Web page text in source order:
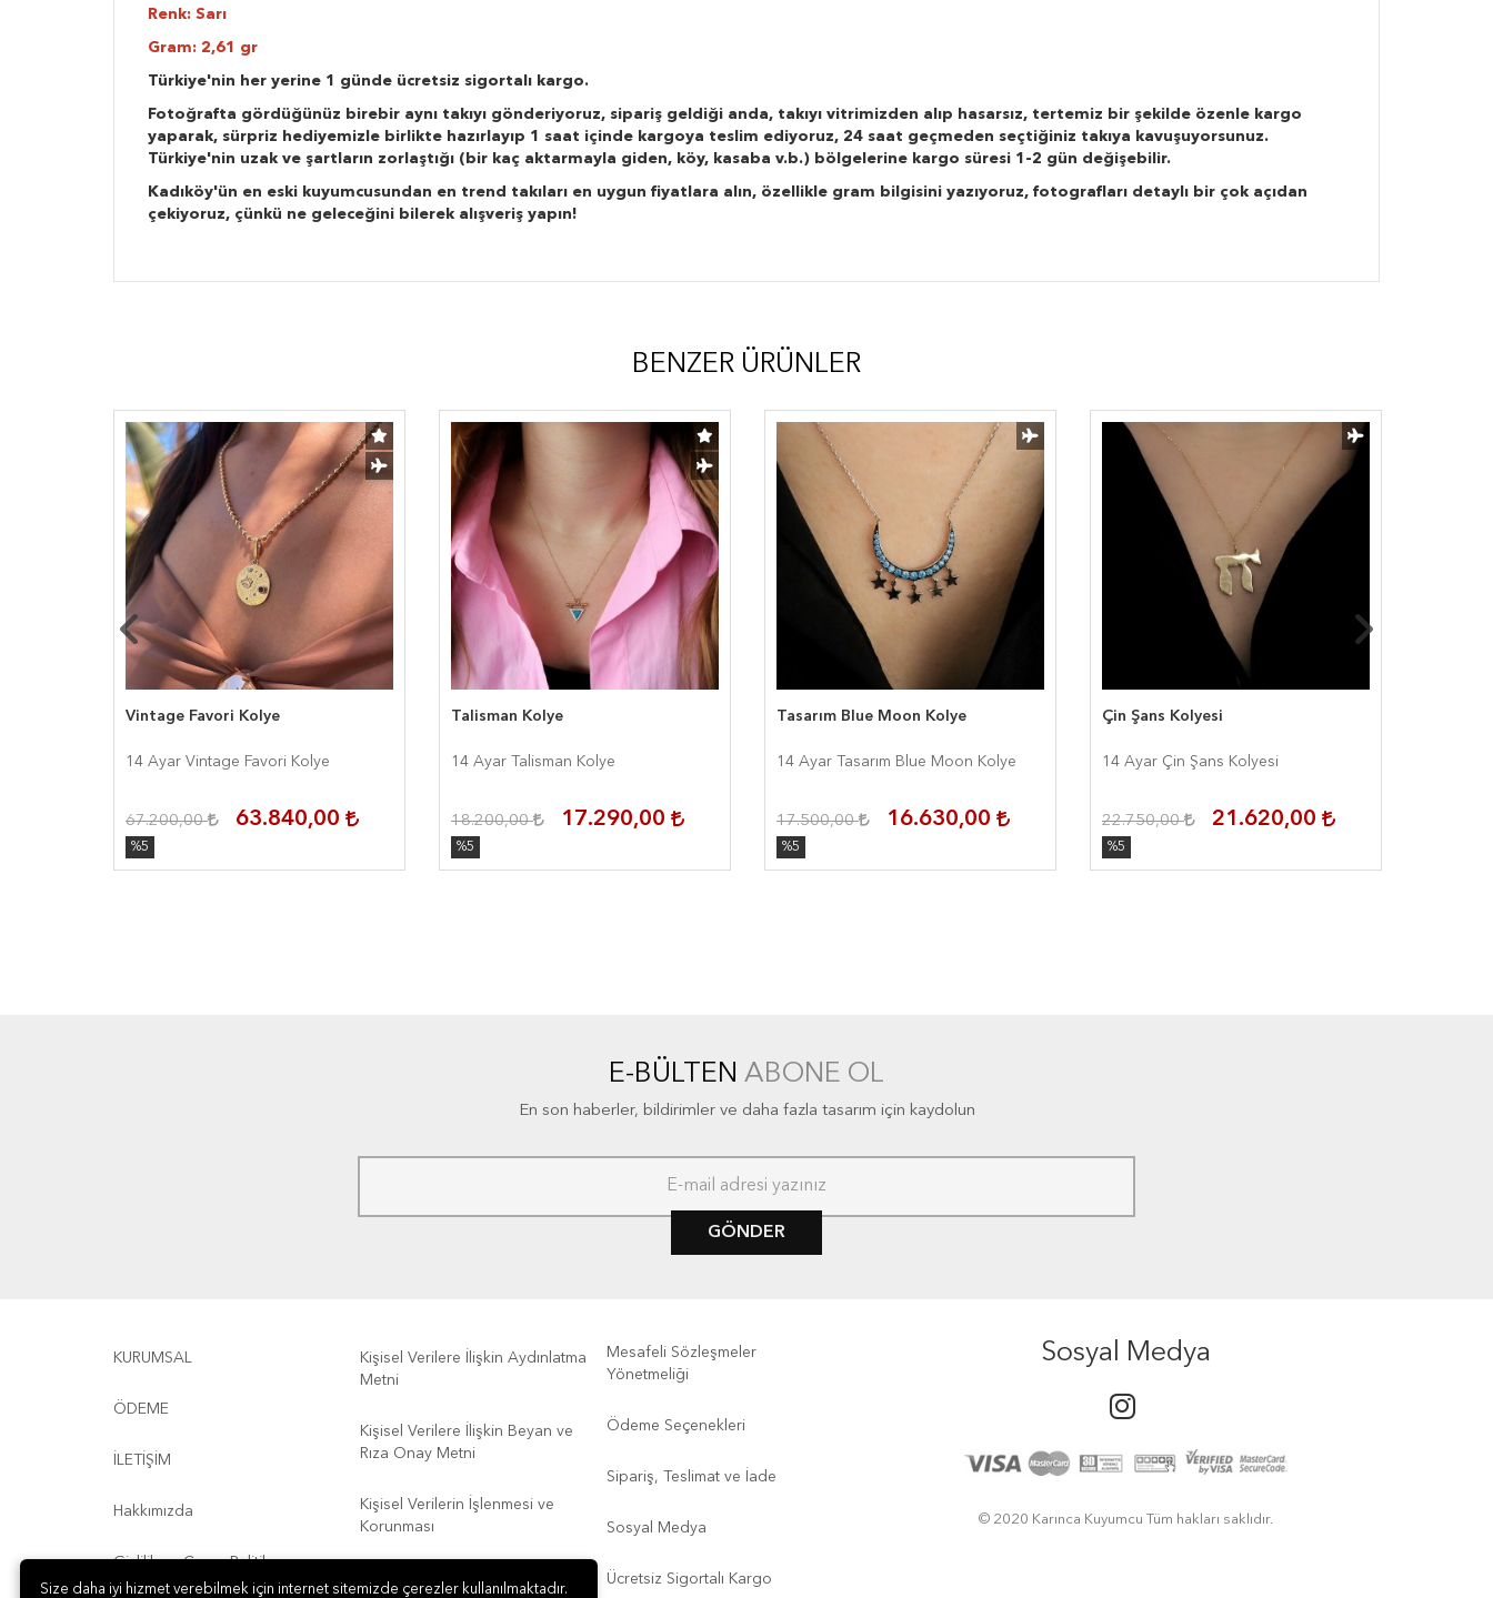
Renk: Sarı
Gram: 2,61 gr
Türkiye'nin her yerine 1 günde ücretsiz sigortalı kargo.
Fotoğrafta gördüğünüz birebir aynı takıyı gönderiyoruz, sipariş geldiği anda, takıyı vitrimizden alıp hasarsız, tertemiz bir şekilde özenle kargo
yaparak, sürpriz hediyemizle birlikte hazırlayıp 1 saat içinde kargoya teslim ediyoruz, 24 saat geçmeden seçtiğiniz takıya kavuşuyorsunuz.
Türkiye'nin uzak ve şartların zorlaştığı (bir kaç aktarmayla giden, köy, kasaba v.b.) bölgelerine kargo süresi 1-2 gün değişebilir.
Kadıköy'ün en eski kuyumcusundan en trend takıları en uygun fiyatlara alın, özellikle gram bilgisini yazıyoruz, fotografları detaylı bir çok açıdan
çekiyoruz, çünkü ne geleceğini bilerek alışveriş yapın!
BENZER ÜRÜNLER
Vintage Favori Kolye
14 Ayar Vintage Favori Kolye
67.200,00 63.840,00
%5
Talisman Kolye
14 Ayar Talisman Kolye
18.200,00 17.290,00
%5
Tasarım Blue Moon Kolye
14 Ayar Tasarım Blue Moon Kolye
17.500,00 16.630,00
%5
Çin Şans Kolyesi
14 Ayar Çin Şans Kolyesi
22.750,00 21.620,00
%5
E-BÜLTEN ABONE OL
En son haberler, bildirimler ve daha fazla tasarım için kaydolun
GÖNDER
KURUMSAL
ÖDEME
İLETİŞİM
Hakkımızda
Gizlilik ve Çerez Politikası
Kişisel Verilere İlişkin Aydınlatma
Metni
Kişisel Verilere İlişkin Beyan ve
Rıza Onay Metni
Kişisel Verilerin İşlenmesi ve
Korunması
Kullanım Koşulları
Mesafeli Sözleşmeler
Yönetmeliği
Ödeme Seçenekleri
Sipariş, Teslimat ve İade
Sosyal Medya
Ücretsiz Sigortalı Kargo
Sosyal Medya
© 2020 Karınca Kuyumcu Tüm hakları saklıdır.
Size daha iyi hizmet verebilmek için internet sitemizde çerezler kullanılmaktadır.